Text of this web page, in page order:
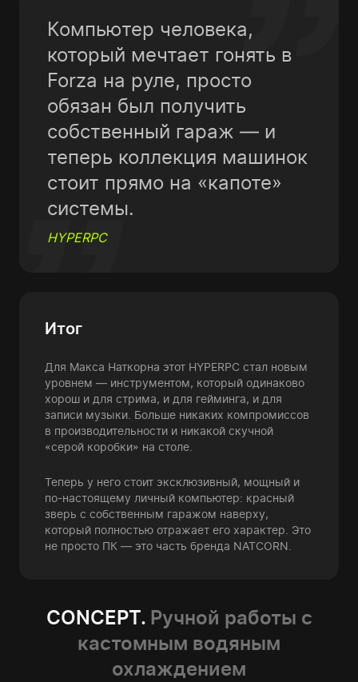
Компьютер человека,
который мечтает гонять в
Forza на руле, просто
обязан был получить
собственный гараж — и
теперь коллекция машинок
стоит прямо на «капоте»
системы.
HYPERPC
Итог
Для Макса Наткорна этот HYPERPC стал новым
уровнем — инструментом, который одинаково
хорош и для стрима, и для гейминга, и для
записи музыки. Больше никаких компромиссов
в производительности и никакой скучной
«серой коробки» на столе.
Теперь у него стоит эксклюзивный, мощный и
по-настоящему личный компьютер: красный
зверь с собственным гаражом наверху,
который полностью отражает его характер. Это
не просто ПК — это часть бренда NATCORN.
CONCEPT. Ручной работы с
кастомным водяным
охлаждением